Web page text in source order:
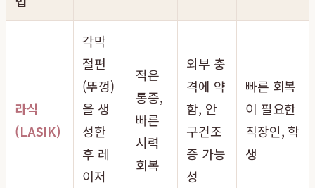
라식
(LASIK)
각막
절편
(뚜껑)
을 생
성한
후 레
이저
적은
통증,
빠른
시력
회복
외부 충
격에 약
함, 안
구건조
증 가능
성
빠른 회복
이 필요한
직장인, 학
생